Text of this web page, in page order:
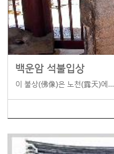
백운암 석불입상
이 불상(佛像)은 노천(露天)에...